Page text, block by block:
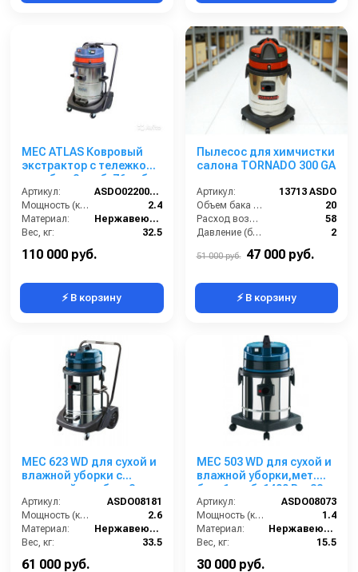
MEC ATLAS Ковровый
экстрактор с тележкой,
мет. бак,2 турб, 76 л, бак
для химии 20 л.
Артикул:
ASDO02200/ATLAS/A G6AZ
Мощность (кВт):
2.4
Материал:
Нержавеющая сталь
Вес, кг:
32.5
110 000 руб.
⚡ В корзину
Пылесос для химчистки
салона TORNADO 300 GA
Артикул:
13713 ASDO
Объем бака (л):
20
Расход воздуха (л/сек):
58
Давление (бар):
2
51 000 руб. 47 000 руб.
⚡ В корзину
MEC 623 WD для сухой и
влажной уборки с
тележкой опр.бак, 2
турб, 2600 Вт, 78 л.
полн.компл.
Артикул:
ASDO08181
Мощность (кВт):
2.6
Материал:
Нержавеющая сталь
Вес, кг:
33.5
61 000 руб.
MEC 503 WD для сухой и
влажной уборки,мет.
бак, 1 турб, 1400 Вт, 32 л.
полн. компл.
Артикул:
ASDO08073
Мощность (кВт):
1.4
Материал:
Нержавеющая сталь
Вес, кг:
15.5
30 000 руб.